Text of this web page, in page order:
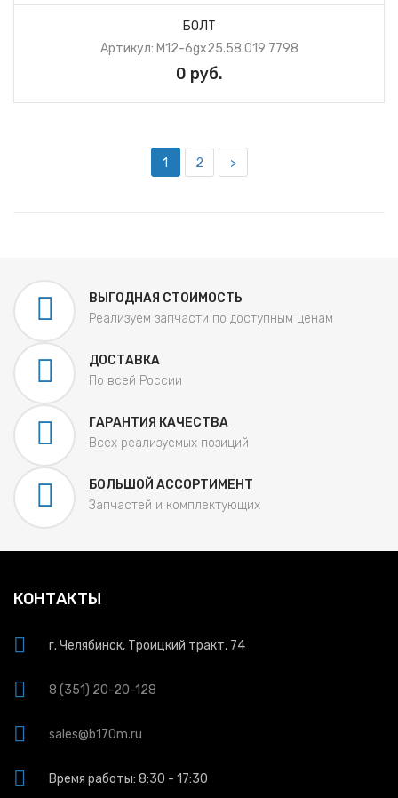
БОЛТ
Артикул: М12-6gх25.58.019 7798
0 руб.
1 2 >
ВЫГОДНАЯ СТОИМОСТЬ
Реализуем запчасти по доступным ценам
ДОСТАВКА
По всей России
ГАРАНТИЯ КАЧЕСТВА
Всех реализуемых позиций
БОЛЬШОЙ АССОРТИМЕНТ
Запчастей и комплектующих
КОНТАКТЫ
г. Челябинск, Троицкий тракт, 74
8 (351) 20-20-128
sales@b170m.ru
Время работы: 8:30 - 17:30